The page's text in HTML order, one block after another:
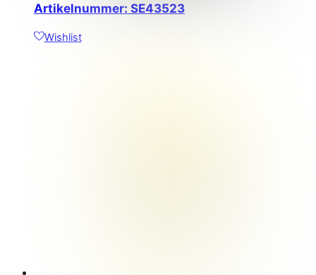
Artikelnummer: SE43523
Wishlist